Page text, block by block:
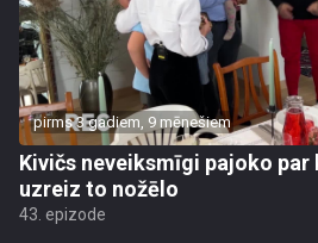
pirms 3 gadiem, 9 mēnešiem
Kivičs neveiksmīgi pajoko par
uzreiz to nožēlo
43. epizode